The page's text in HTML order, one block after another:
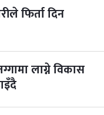
फिर्ता दिन
लाग्ने विकास